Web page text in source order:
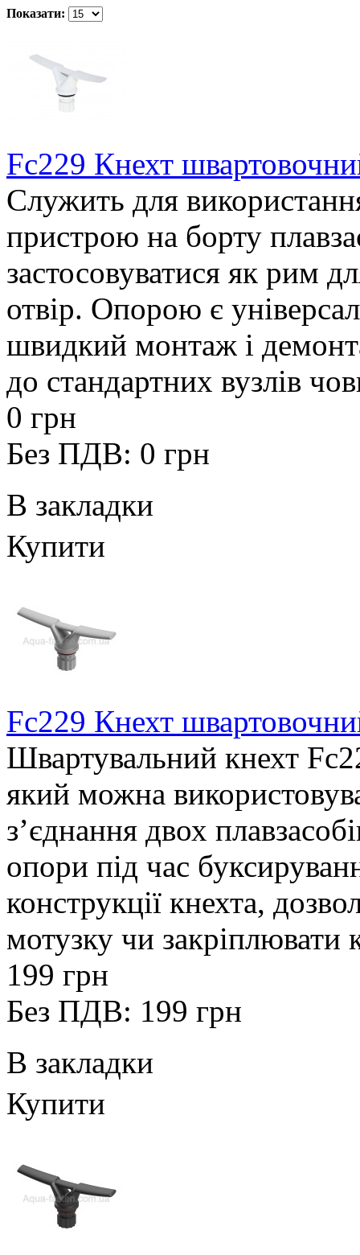
Показати:
Fc229 Кнехт
Cлужить для
пристрою на борту
застосовуватися як рим
отвір. Опорою є
швидкий монтаж і
до стандартних вузлів
0 грн
Без ПДВ: 0 грн
В закладки
Купити
Fc229 Кнехт
Швартувальний кнехт
який можна
з’єднання двох
опори під час
конструкції кнехта,
мотузку чи закріплювати
199 грн
Без ПДВ: 199 грн
В закладки
Купити